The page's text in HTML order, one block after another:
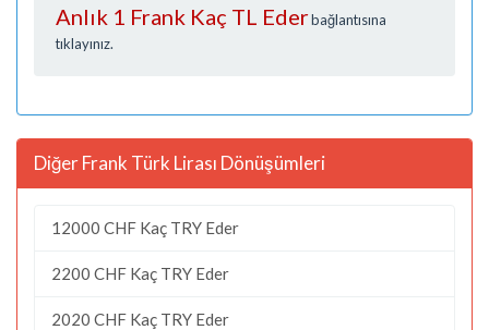
Anlık 1 Frank Kaç TL Ederbağlantısına
tıklayınız.
Diğer Frank Türk Lirası Dönüşümleri
12000 CHF Kaç TRY Eder
2200 CHF Kaç TRY Eder
2020 CHF Kaç TRY Eder